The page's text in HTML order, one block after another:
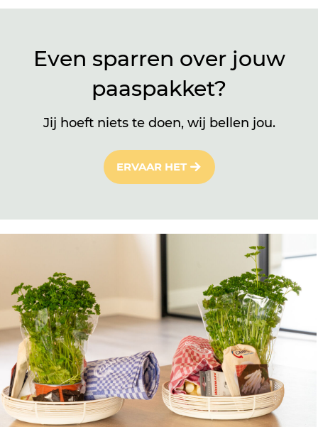
Even sparren over jouw
paaspakket?
Jij hoeft niets te doen, wij bellen jou.
ERVAAR HET